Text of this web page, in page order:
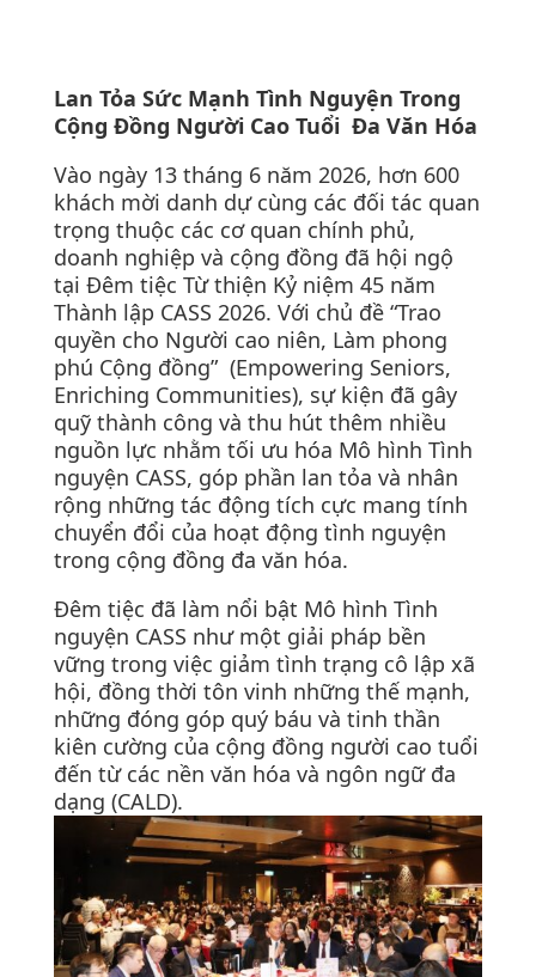
Lan Tỏa Sức Mạnh Tình Nguyện Trong
Cộng Đồng Người Cao Tuổi Đa Văn Hóa
Vào ngày 13 tháng 6 năm 2026, hơn 600
khách mời danh dự cùng các đối tác quan
trọng thuộc các cơ quan chính phủ,
doanh nghiệp và cộng đồng đã hội ngộ
tại Đêm tiệc Từ thiện Kỷ niệm 45 năm
Thành lập CASS 2026. Với chủ đề “Trao
quyền cho Người cao niên, Làm phong
phú Cộng đồng” (Empowering Seniors,
Enriching Communities), sự kiện đã gây
quỹ thành công và thu hút thêm nhiều
nguồn lực nhằm tối ưu hóa Mô hình Tình
nguyện CASS, góp phần lan tỏa và nhân
rộng những tác động tích cực mang tính
chuyển đổi của hoạt động tình nguyện
trong cộng đồng đa văn hóa.
Đêm tiệc đã làm nổi bật Mô hình Tình
nguyện CASS như một giải pháp bền
vững trong việc giảm tình trạng cô lập xã
hội, đồng thời tôn vinh những thế mạnh,
những đóng góp quý báu và tinh thần
kiên cường của cộng đồng người cao tuổi
đến từ các nền văn hóa và ngôn ngữ đa
dạng (CALD).